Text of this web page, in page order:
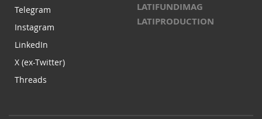
Telegram
Instagram
LinkedIn
X (ex-Twitter)
Threads
LATIFUNDIMAG
LATIPRODUCTION